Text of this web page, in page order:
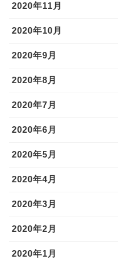
2020年11月
2020年10月
2020年9月
2020年8月
2020年7月
2020年6月
2020年5月
2020年4月
2020年3月
2020年2月
2020年1月